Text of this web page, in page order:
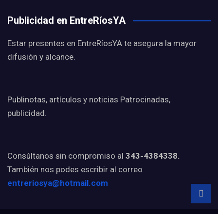
Publicidad en EntreRíosYA
Estar presentes en EntreRíosYA te asegura la mayor
difusión y alcance.
Publinotas, artículos y noticias Patrocinadas,
publicidad.
Consúltanos sin compromiso al 343-4384338.
También nos podes escribir al correo
entreriosya@hotmail.com